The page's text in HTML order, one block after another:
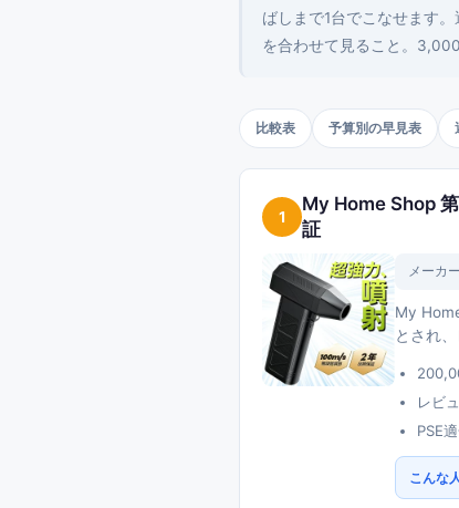
ばしまで1台でこなせます
を合わせて見ること。
比較表 予算別の早見表
1
My Home Shop
証
メーカ
My
とされ
レビ
PSE
こんな